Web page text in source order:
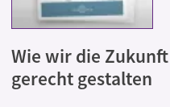
Wie wir die
gerecht gestalten